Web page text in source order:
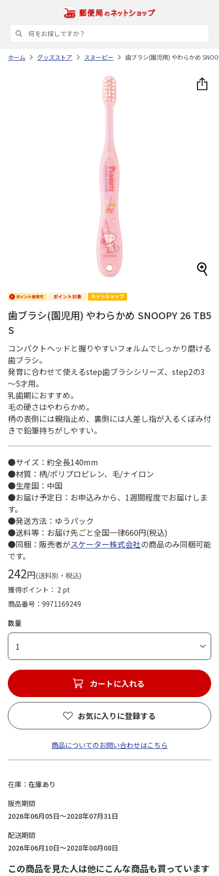
ホーム グッズストア スヌーピー 歯ブラシ(園児用) やわらかめ
歯ブラシ(園児用) やわらかめ SNOOPY 26 TB5
S
コンパクトヘッドと握りやすいフォルムでしっかり磨ける
歯ブラシ。
発育に合わせて使えるstep歯ブラシシリーズ、step2の3
～5才用。
乳歯期におすすめ。
毛の硬さはやわらかめ。
柄の表側には親指止め、裏側には人差し指が入るくぼみ付
きで鉛筆持ちがしやすい。
●サイズ：約全長140mm
●材質：柄/ポリプロピレン、毛/ナイロン
●生産国：中国
●お届け予定日：お申込みから、1週間程度でお届けしま
す。
●発送方法：ゆうパック
●送料等：お届け先ごと全国一律660円(税込)
●同梱：販売者がスケーター株式会社の商品のみ同梱可能
です。
242円(送料別・税込)
獲得ポイント： 2 pt
商品番号
9971169249
数量
1
カートに入れる
お気に入りに登録する
商品についてのお問い合わせはこちら
在庫
在庫あり
販売期間
2026年06月05日～2028年07月31日
配送期間
2026年06月10日～2028年08月08日
この商品を見た人は他にこんな商品も買っています